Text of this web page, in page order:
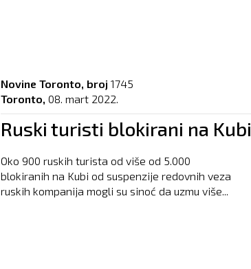
Novine Toronto, broj 1745
Toronto, 08. mart 2022.
Ruski turisti blokirani na Kubi
Oko 900 ruskih turista od više od 5.000
blokiranih na Kubi od suspenzije redovnih veza
ruskih kompanija mogli su sinoć da uzmu više...